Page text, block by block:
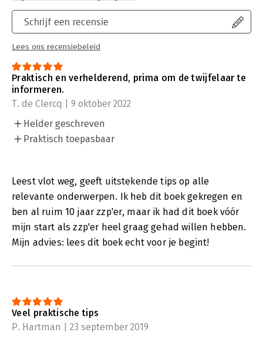
Schrijf een recensie
Lees ons recensiebeleid
Praktisch en verhelderend, prima om de twijfelaar te
informeren.
T. de Clercq | 9 oktober 2022
Helder geschreven
Praktisch toepasbaar
Leest vlot weg, geeft uitstekende tips op alle
relevante onderwerpen. Ik heb dit boek gekregen en
ben al ruim 10 jaar zzp'er, maar ik had dit boek vóór
mijn start als zzp'er heel graag gehad willen hebben.
Mijn advies: lees dit boek echt voor je begint!
Veel praktische tips
P. Hartman | 23 september 2019